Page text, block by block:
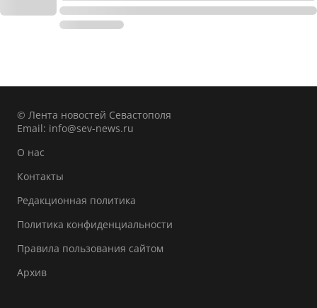
© Лента новостей Севастополя
Email: info@sev-news.ru
О нас
Контакты
Редакционная политика
Политика конфиденциальности
Правила пользования сайтом
Архив